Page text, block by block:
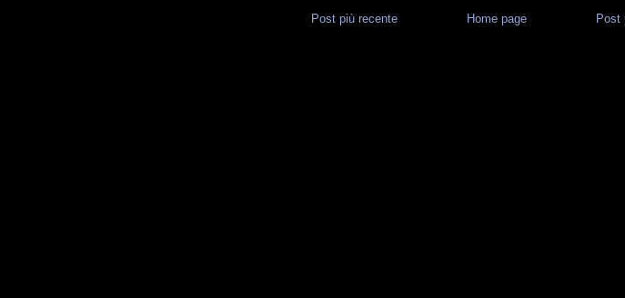
Post più recente Post
Home page